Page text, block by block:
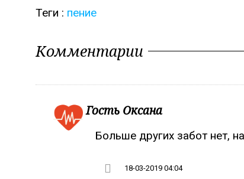
Теги : пение
Комментарии
Гость Оксана
Больше других забот нет,
18-03-2019 04:04